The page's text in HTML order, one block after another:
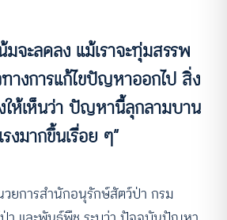
มจะลดลง แม้เราจะทุ่มสรรพ
างการแก้ไขปัญหาออกไป สิ่ง
ให้เห็นว่า ปัญหานี้ลุกลามบาน
งมากขึ้นเรื่อย ๆ”
ยการสำนักอนุรักษ์สัตว์ป่า กรม